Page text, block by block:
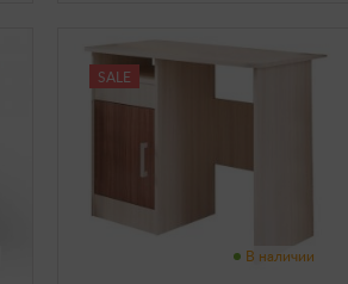
SALE
В наличии